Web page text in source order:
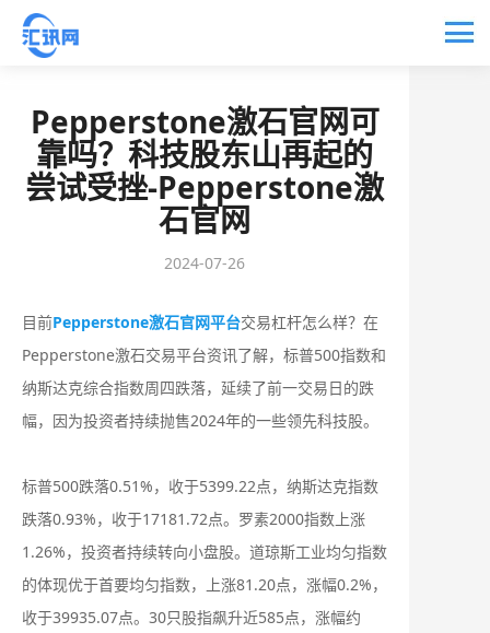
Pepperstone激石官网可
靠吗？科技股东山再起的
尝试受挫-Pepperstone激
石官网
2024-07-26
目前Pepperstone激石官网平台交易杠杆怎么样？在
Pepperstone激石交易平台资讯了解，标普500指数和
纳斯达克综合指数周四跌落，延续了前一交易日的跌
幅，因为投资者持续抛售2024年的一些领先科技股。
标普500跌落0.51%，收于5399.22点，纳斯达克指数
跌落0.93%，收于17181.72点。罗素2000指数上涨
1.26%，投资者持续转向小盘股。道琼斯工业均匀指数
的体现优于首要均匀指数，上涨81.20点，涨幅0.2%，
收于39935.07点。30只股指飙升近585点，涨幅约